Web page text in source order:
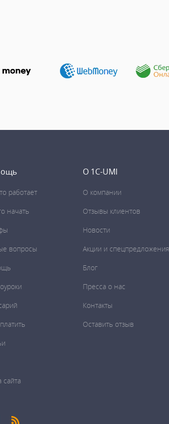
работает
начать
вопросы
сайта
О 1C-UMI
О компании
Отзывы клиентов
Новости
Акции и спецпредложения
Блог
Пресса о нас
Контакты
Оставить отзыв